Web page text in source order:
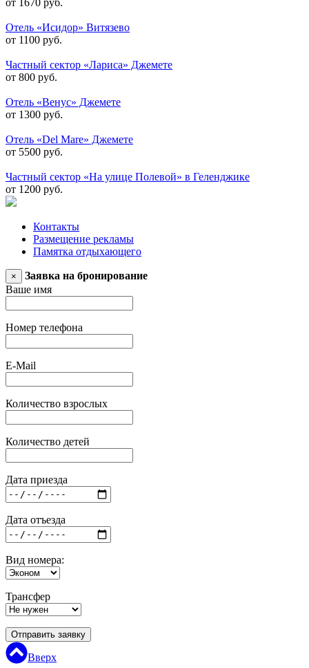
от 1670 руб.
Отель «Исидор» Витязево
от 1100 руб.
Частный сектор «Лариса» Джемете
от 800 руб.
Отель «Венус» Джемете
от 1300 руб.
Отель «Del Mare» Джемете
от 5500 руб.
Частный сектор «На улице Полевой» в Геленджике
от 1200 руб.
Контакты
Размещение рекламы
Памятка отдыхающего
×
Заявка на бронирование
Ваше имя
Номер телефона
E-Mail
Количество взрослых
Количество детей
Дата приезда
Дата отъезда
Вид номера:
Трансфер
Отправить заявку
Вверх